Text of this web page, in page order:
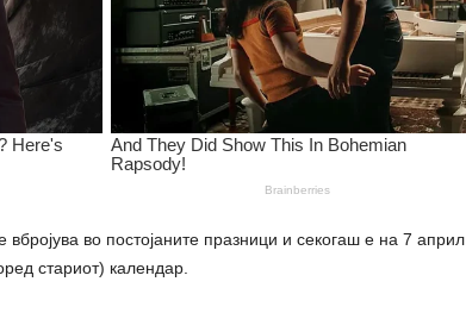
во постојаните празници и секогаш е на 7 април
стариот) календар.